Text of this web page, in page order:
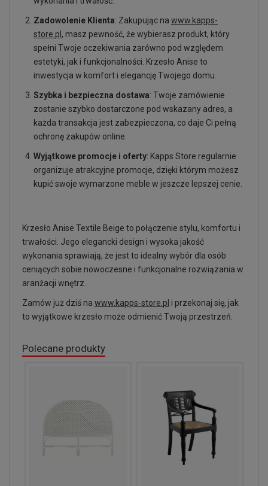
Zadowolenie Klienta: Zakupując na www.kapps-
store.pl , masz pewność, że wybierasz produkt, który
spełni Twoje oczekiwania zarówno pod względem
estetyki, jak i funkcjonalności. Krzesło Anise to
inwestycja w komfort i elegancję Twojego domu.
Szybka i bezpieczna dostawa: Twoje zamówienie
zostanie szybko dostarczone pod wskazany adres, a
każda transakcja jest zabezpieczona, co daje Ci pełną
ochronę zakupów online.
Wyjątkowe promocje i oferty: Kapps Store regularnie
organizuje atrakcyjne promocje, dzięki którym możesz
kupić swoje wymarzone meble w jeszcze lepszej cenie.
Krzesło Anise Textile Beige to połączenie stylu, komfortu i
trwałości. Jego elegancki design i wysoka jakość
wykonania sprawiają, że jest to idealny wybór dla osób
ceniących sobie nowoczesne i funkcjonalne rozwiązania w
aranżacji wnętrz.
Zamów już dziś na www.kapps-store.pl i przekonaj się, jak
to wyjątkowe krzesło może odmienić Twoją przestrzeń.
Polecane produkty